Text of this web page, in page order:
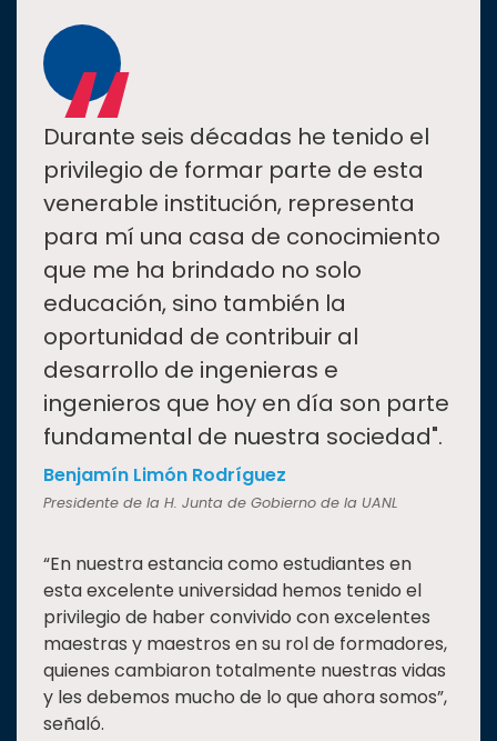
“
Durante seis décadas he tenido el
privilegio de formar parte de esta
venerable institución, representa
para mí una casa de conocimiento
que me ha brindado no solo
educación, sino también la
oportunidad de contribuir al
desarrollo de ingenieras e
ingenieros que hoy en día son parte
fundamental de nuestra sociedad".
Benjamín Limón Rodríguez
Presidente de la H. Junta de Gobierno de la UANL
“En nuestra estancia como estudiantes en
esta excelente universidad hemos tenido el
privilegio de haber convivido con excelentes
maestras y maestros en su rol de formadores,
quienes cambiaron totalmente nuestras vidas
y les debemos mucho de lo que ahora somos”,
señaló.